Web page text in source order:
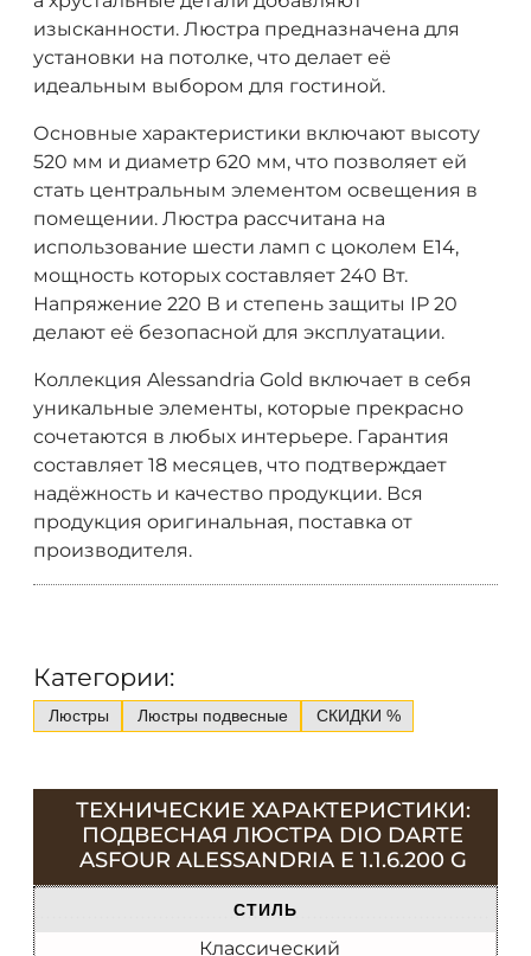
изысканности. Люстра предназначена для
установки на потолке, что делает её
идеальным выбором для гостиной.
Основные характеристики включают высоту
520 мм и диаметр 620 мм, что позволяет ей
стать центральным элементом освещения в
помещении. Люстра рассчитана на
использование шести ламп с цоколем E14,
мощность которых составляет 240 Вт.
Напряжение 220 В и степень защиты IP 20
делают её безопасной для эксплуатации.
Коллекция Alessandria Gold включает в себя
уникальные элементы, которые прекрасно
сочетаются в любых интерьере. Гарантия
составляет 18 месяцев, что подтверждает
надёжность и качество продукции. Вся
продукция оригинальная, поставка от
производителя.
Категории:
Люстры Люстры подвесные СКИДКИ %
ТЕХНИЧЕСКИЕ ХАРАКТЕРИСТИКИ:
ПОДВЕСНАЯ ЛЮСТРА DIO DARTE
ASFOUR ALESSANDRIA E 1.1.6.200 G
СТИЛЬ
Классический